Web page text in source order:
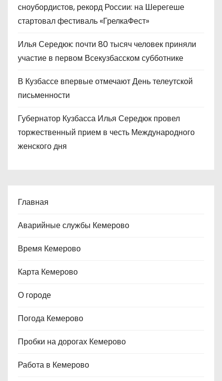
сноубордистов, рекорд России: на Шерегеше
стартовал фестиваль «ГрелкаФест»
Илья Середюк: почти 80 тысяч человек приняли
участие в первом Всекузбасском субботнике
В Кузбассе впервые отмечают День телеутской
письменности
Губернатор Кузбасса Илья Середюк провел
торжественный прием в честь Международного
женского дня
Главная
Аварийные службы Кемерово
Время Кемерово
Карта Кемерово
О городе
Погода Кемерово
Пробки на дорогах Кемерово
Работа в Кемерово